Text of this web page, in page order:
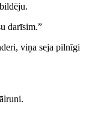
darīsim.”
viņa seja pilnīgi